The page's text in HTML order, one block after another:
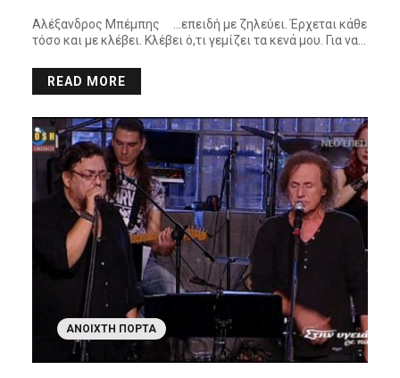
Αλέξανδρος Μπέμπης …επειδή με ζηλεύει. Έρχεται κάθε
τόσο και με κλέβει. Κλέβει ό,τι γεμίζει τα κενά μου. Για να…
READ MORE
ΑΝΟΙΧΤΉ ΠΌΡΤΑ